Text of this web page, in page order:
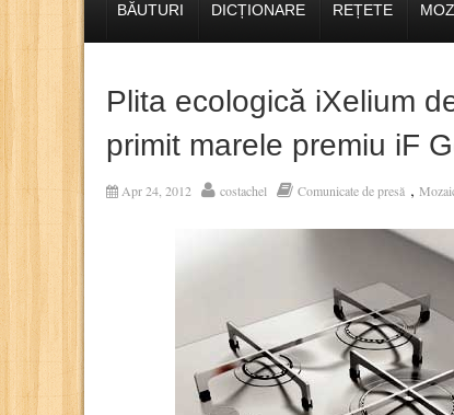
BĂUTURI DICȚIONARE REȚETE
Plita ecologică iXelium
primit marele premiu iF
Apr 24, 2012 costachel Comunicate de presă ,